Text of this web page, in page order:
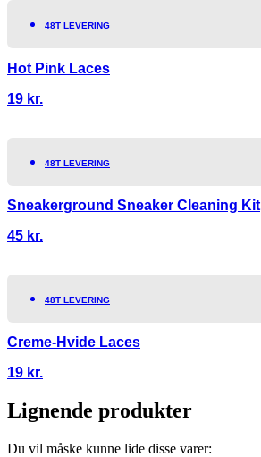
48T LEVERING
Hot Pink Laces
19 kr.
48T LEVERING
Sneakerground Sneaker Cleaning Kit
45 kr.
48T LEVERING
Creme-Hvide Laces
19 kr.
Lignende produkter
Du vil måske kunne lide disse varer: